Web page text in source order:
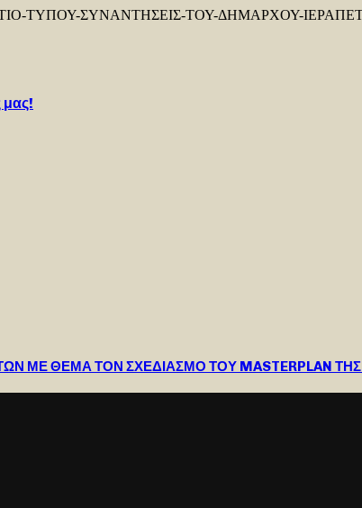
ΔΕΛΤΙΟ-ΤΥΠΟΥ-ΣΥΝΑΝΤΗΣΕΙΣ-ΤΟΥ-ΔΗΜΑΡΧΟΥ-
μας!
ΘΕΜΑ ΤΟΝ ΣΧΕΔΙΑΣΜΟ ΤΟΥ MASTERPLAN